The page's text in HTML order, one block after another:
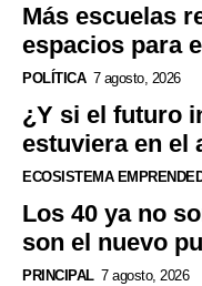
Más escuelas
espacios para
POLÍTICA 7 agosto, 2026
¿Y si el futuro
estuviera en el
ECOSISTEMA
Los 40 ya no
son el nuevo
PRINCIPAL 7 agosto, 2026